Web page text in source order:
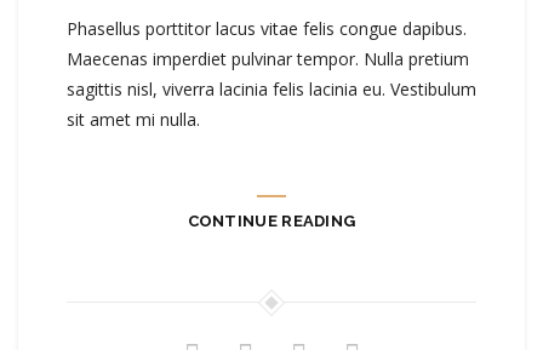
Phasellus porttitor lacus vitae felis congue dapibus.
Maecenas imperdiet pulvinar tempor. Nulla pretium
sagittis nisl, viverra lacinia felis lacinia eu. Vestibulum
sit amet mi nulla.
CONTINUE READING